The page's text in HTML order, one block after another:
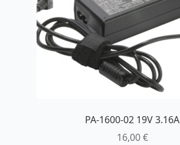
PA-1600-02 19V 3.16A
16,00€